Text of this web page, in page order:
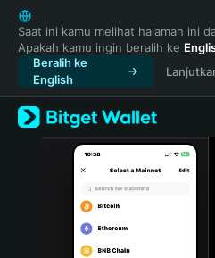
English
日本語
Tiếng Việt
Русский
Español (Latinoamérica)
Türkçe
Italiano
Português (Portugal)
Saat ini kamu melihat halaman ini
Apakah kamu ingin beralih ke
Beralih ke
English